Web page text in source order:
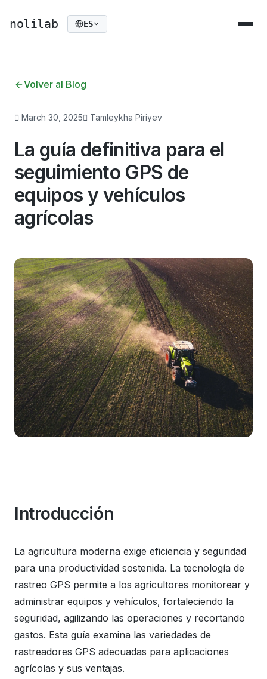
nolilab ES
Volver al Blog
March 30, 2025 Tamleykha Piriyev
La guía definitiva para el
seguimiento GPS de
equipos y vehículos
agrícolas
Introducción
La agricultura moderna exige eficiencia y seguridad
para una productividad sostenida. La tecnología de
rastreo GPS permite a los agricultores monitorear y
administrar equipos y vehículos, fortaleciendo la
seguridad, agilizando las operaciones y recortando
gastos. Esta guía examina las variedades de
rastreadores GPS adecuadas para aplicaciones
agrícolas y sus ventajas.